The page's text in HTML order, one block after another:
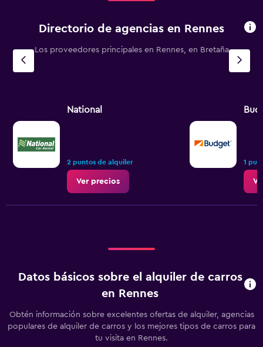
Directorio de agencias en Rennes
Los proveedores principales en Rennes, en Bretaña
National
2 puntos de alquiler
Ver precios
1
Datos básicos sobre el alquiler de carros
en Rennes
Obtén información sobre excelentes ofertas de alquiler, agencias
populares de alquiler de carros y los mejores tipos de carros para
tu visita en Rennes.